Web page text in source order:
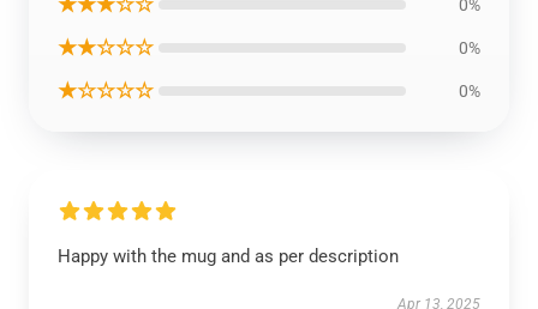
0%
★★☆☆☆ 0%
★☆☆☆☆ 0%
Happy with the mug and as per description
Apr 13, 2025